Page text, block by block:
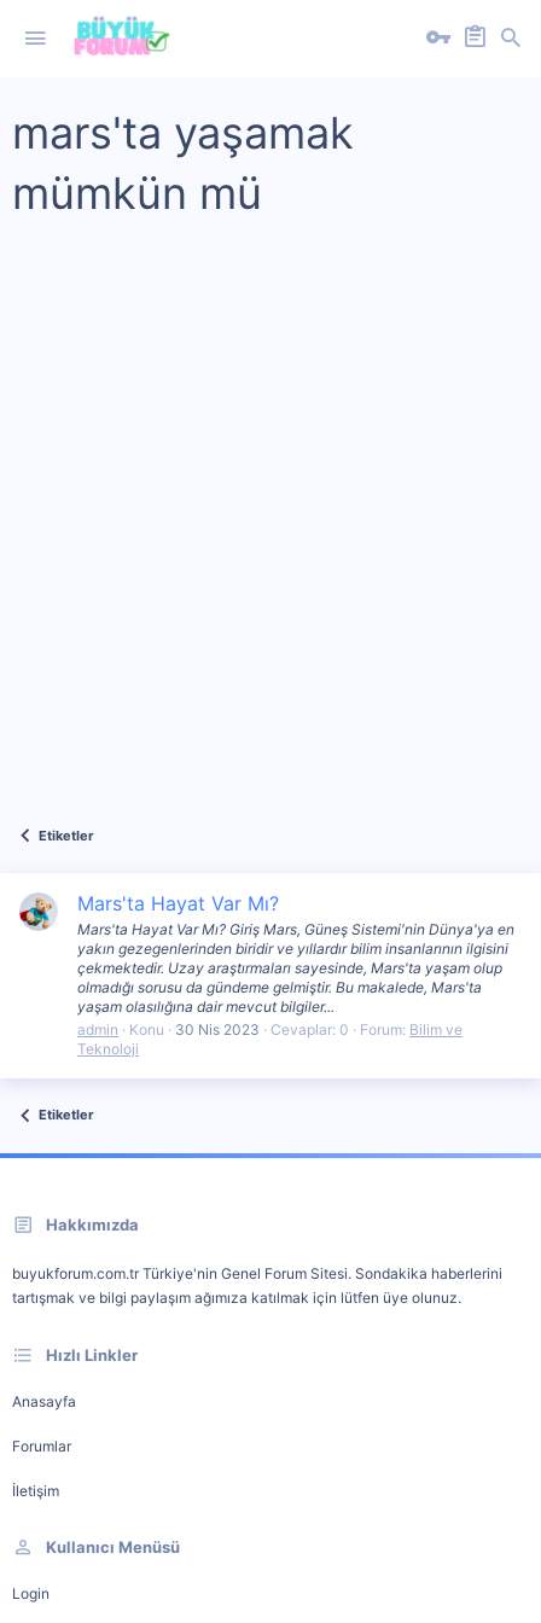
mars'ta yaşamak
mümkün mü
Etiketler
Mars'ta Hayat Var Mı?
Mars'ta Hayat Var Mı? Giriş Mars, Güneş Sistemi'nin Dünya'ya en
yakın gezegenlerinden biridir ve yıllardır bilim insanlarının ilgisini
çekmektedir. Uzay araştırmaları sayesinde, Mars'ta yaşam olup
olmadığı sorusu da gündeme gelmiştir. Bu makalede, Mars'ta
yaşam olasılığına dair mevcut bilgiler...
admin
Konu 30 Nis 2023 Cevaplar: 0 Forum: Bilim ve
Teknoloji
Etiketler
Hakkımızda
buyukforum.com.tr Türkiye'nin Genel Forum Sitesi. Sondakika haberlerini
tartışmak ve bilgi paylaşım ağımıza katılmak için lütfen üye olunuz.
Hızlı Linkler
Anasayfa
Forumlar
İletişim
Kullanıcı Menüsü
Login